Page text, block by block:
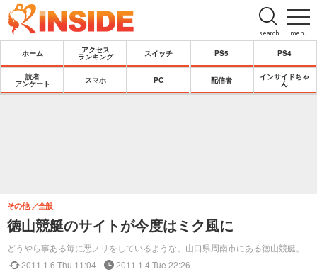
menu
search
ホーム
アクセス
ランキング
スイッチ PS5 PS4
読者
アンケート
スマホ PC 配信者
インサイドちゃ
ん
徳山競艇のサイトが今度はミク風に
どうやら事ある毎に悪ノリをしているような、山口県周南市にある徳山競艇。
その他 全般
2011.1.6 Thu 11:04 2011.1.4 Tue 22:26